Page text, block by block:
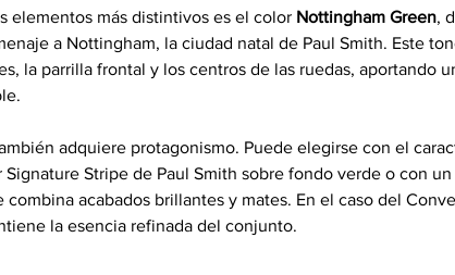
elementos más distintivos es el color Nottingham Green,
a Nottingham, la ciudad natal de Paul Smith. Este
la parrilla frontal y los centros de las ruedas, aportando
adquiere protagonismo. Puede elegirse con el
Signature Stripe de Paul Smith sobre fondo verde o con
combina acabados brillantes y mates. En el caso del
la esencia refinada del conjunto.